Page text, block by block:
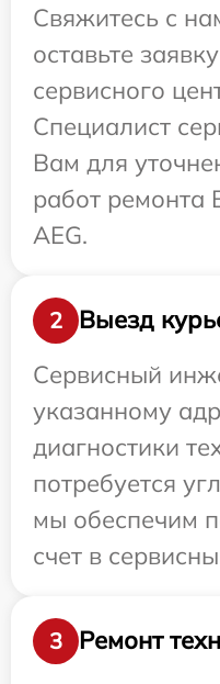
Свяжитесь с
оставьте
сервисного
Специалист
Вам для
работ ремонта
AEG.
2
Выезд
Сервисный
указанному
диагностики
потребуется
мы обеспечим
счет в
3
Ремонт